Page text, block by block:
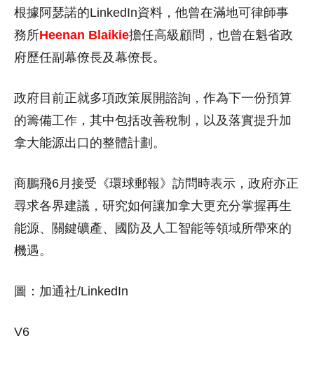
根據阿瑟諾的LinkedIn資料，他曾在滿地可律師事
務所Heenan Blaikie擔任高級顧問，也曾在魁省政
府歷任副幕僚長及幕僚長。
政府目前正就多項政策展開諮詢，作為下一份預算
的籌備工作，其中包括改善稅制，以及落實提升加
拿大能源出口的整體計劃。
商鵬飛6月接受《環球郵報》訪問時表示，政府亦正
尋求各界建議，研究如何讓加拿大更充分掌握再生
能源、關鍵礦產、國防及人工智能等領域所帶來的
機遇。
圖：加通社/LinkedIn
V6